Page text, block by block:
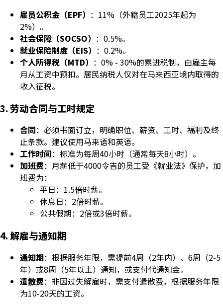
雇员公积金（EPF） ：11%（外籍员工2025年起为
2%）。
社会保障（SOCSO） ：0.5%。
就业保险制度（EIS） ：0.2%。
个人所得税（MTD） ：0% - 30%的累进税制，由雇主每
月从工资中预扣。居民纳税人仅对在马来西亚境内取得的
收入征税。
3. 劳动合同与工时规定
合同：必须书面订立，明确职位、薪资、工时、福利及终
止条款。建议使用马来语和英语。
工作时间：标准为每周40小时（通常每天8小时）。
加班费：月薪低于4000令吉的员工受《就业法》保护，加
班费为：
平日：1.5倍时薪。
休息日：2倍时薪。
公共假期：2倍或3倍时薪。
4. 解雇与通知期
通知期：根据服务年限，需提前4周（2年内）、6周（2-5
年）或8周（5年以上）通知，或支付代通知金。
遣散费：非因过失解雇时，需支付遣散费，根据服务年限
为10-20天的工资。